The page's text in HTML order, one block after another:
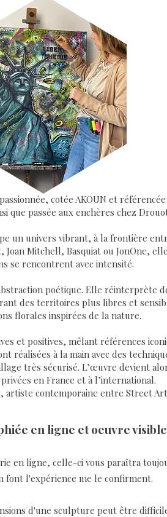
cotée AKOUN et
que passée aux enchères chez
un univers vibrant, à la frontière
Mitchell, Basquiat ou JonOne,
se rencontrent avec intensité.
poétique. Elle réinterprète
des territoires plus libres et
florales inspirées de la nature.
et positives, mêlant références
réalisées à la main avec des
très sécurisé. L’œuvre devient
en France et à l’international.
artiste contemporaine entre Street
en ligne et oeuvre
en ligne, celle-ci vous paraîtra
font l'expérience me le confirment.
d'une sculpture peut être